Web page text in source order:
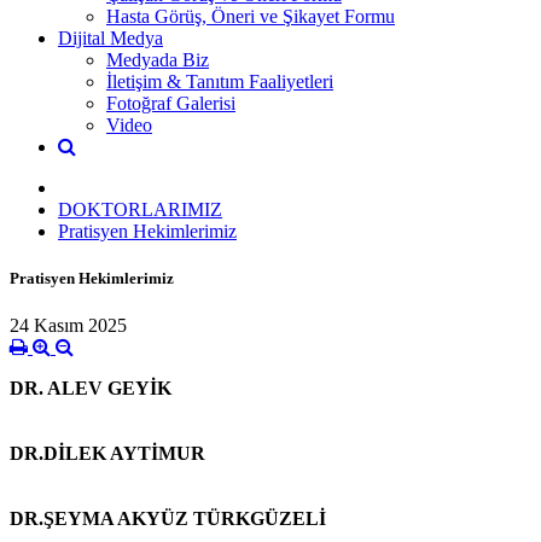
Hasta Görüş, Öneri ve Şikayet Formu
Dijital Medya
Medyada Biz
İletişim & Tanıtım Faaliyetleri
Fotoğraf Galerisi
Video
DOKTORLARIMIZ
Pratisyen Hekimlerimiz
Pratisyen Hekimlerimiz
24 Kasım 2025
DR. ALEV GEYİK
DR.DİLEK AYTİMUR
DR.ŞEYMA AKYÜZ TÜRKGÜZELİ